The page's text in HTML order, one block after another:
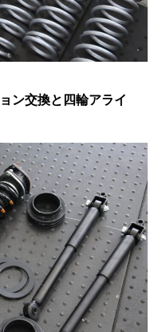
ン交換と四輪アライ